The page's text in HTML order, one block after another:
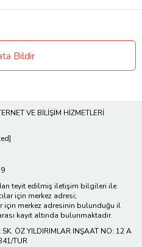
Bildir
VE BİLİŞİM HİZMETLERİ
teyit edilmiş iletişim bilgileri ile
için merkez adresi;
için merkez adresinin bulunduğu il
kayıt altında bulunmaktadır.
ÖZ YILDIRIMLAR INŞAAT NO: 12 A
TUR